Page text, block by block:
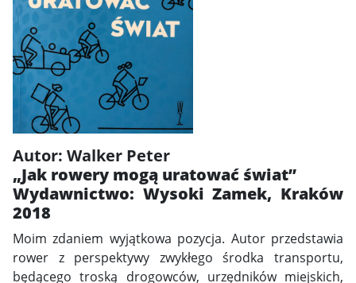
Autor: Walker Peter
„Jak rowery mogą uratować świat”
Wydawnictwo: Wysoki Zamek, Kraków
2018
Moim zdaniem wyjątkowa pozycja. Autor przedstawia
rower z perspektywy zwykłego środka transportu,
będącego troską drogowców, urzędników miejskich,